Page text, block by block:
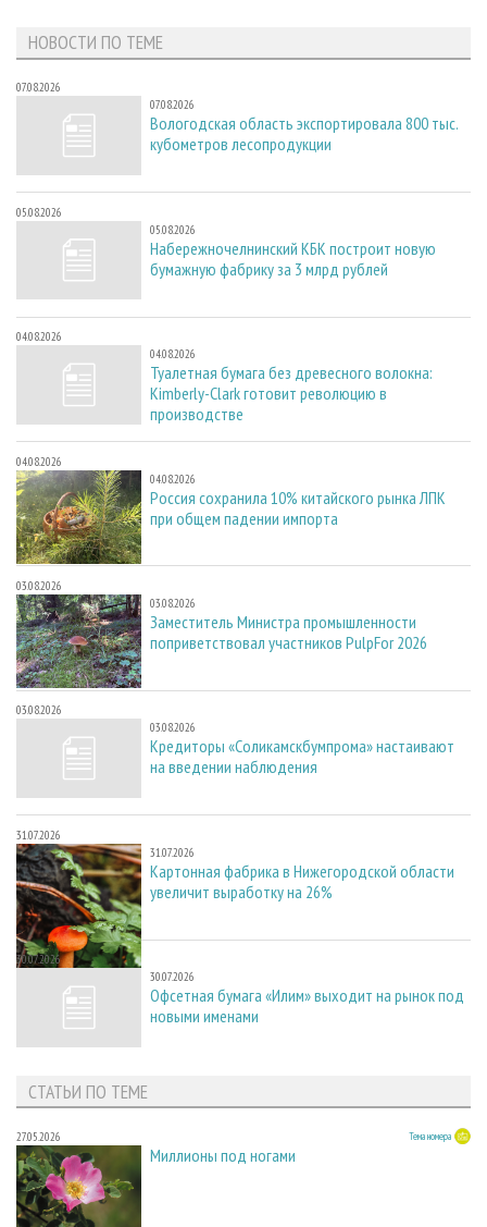
НОВОСТИ ПО ТЕМЕ
07.08.2026
07.08.2026
Вологодская область экспортировала 800 тыс.
кубометров лесопродукции
05.08.2026
05.08.2026
Набережночелнинский КБК построит новую
бумажную фабрику за 3 млрд рублей
04.08.2026
04.08.2026
Туалетная бумага без древесного волокна:
Kimberly-Clark готовит революцию в
производстве
04.08.2026
04.08.2026
Россия сохранила 10% китайского рынка ЛПК
при общем падении импорта
03.08.2026
03.08.2026
Заместитель Министра промышленности
поприветствовал участников PulpFor 2026
03.08.2026
03.08.2026
Кредиторы «Соликамскбумпрома» настаивают
на введении наблюдения
31.07.2026
31.07.2026
Картонная фабрика в Нижегородской области
увеличит выработку на 26%
30.07.2026
30.07.2026
Офсетная бумага «Илим» выходит на рынок под
новыми именами
СТАТЬИ ПО ТЕМЕ
27.05.2026 Тема номера
Миллионы под ногами